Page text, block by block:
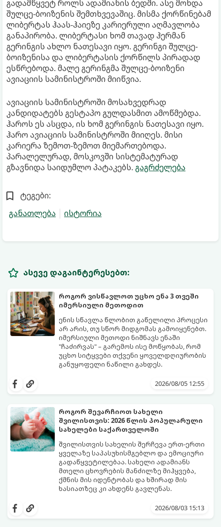
გადამწყვეტ როლს ადამიანის ბედში. ასე მოხდა
შულცე-ბოიზენის შემთხვევაშიც. მისმა ქორწინებამ
ლიბერტას ჰაას-ჰაიეზე კარიერული აღმავლობა
განაპირობა. ლიბერტასი ხომ თავად ჰერმან
გერინგის ახლო ნათესავი იყო. გერინგი შულცე-
ბოიზენისა და ლიბერტასის ქორწილს პირადად
ესწრებოდა. მალე გერინგმა შულცე-ბოიზენი
ავიაციის სამინისტროში მიიწვია.
ავიაციის სამინისტროში მოსახვედრად
კანდიდატებს გესტაპო გულდასმით ამოწმებდა.
ჰაროს ეს ასცდა, ის ხომ გერინგის ნათესავი იყო.
ჰარო ავიაციის სამინისტროში მიიღეს. მისი
კარიერა ზემოთ-ზემოთ მიემართებოდა.
პარალელურად, მოსკოვში სისტემატურად
გზავნიდა საიდუმლო პატაკებს. გაგრძელება
ტეგები:
განათლება
ისტორია
ასევე დაგაინტერესებთ:
როგორ ვისწავლოთ უცხო ენა 3 თვეში
იმერსიული მეთოდით
ენის სწავლა წლობით გაწელილი პროცესი
არ არის, თუ სწორ მიდგომას გამოიყენებთ.
იმერსიული მეთოდი ნიშნავს ენაში
"ჩაძირვას" – გარემოს ისე მოწყობას, რომ
უცხო სიტყვები თქვენი ყოველდღიურობის
განუყოფელი ნაწილი გახდეს.
3 თვეში მნიშვნელოვან პროგრესს
2026/08/05 12:55
როგორ შევარჩიოთ სახელი
შვილისთვის: 2026 წლის პოპულარული
სახელები საქართველოში
შვილისთვის სახელის შერჩევა ერთ-ერთი
ყველაზე საპასუხისმგებლო და ემოციური
გადაწყვეტილებაა. სახელი ადამიანს
მთელი ცხოვრების მანძილზე მიჰყვება,
ქმნის მის იდენტობას და ხშირად მის
ხასიათზეც კი ახდენს გავლენას.
საგრძნობლად შეიცვალა: ტრადიციულ და
2026/08/03 15:13